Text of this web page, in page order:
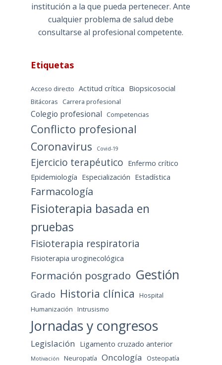
institución a la que pueda pertenecer. Ante
cualquier problema de salud debe
consultarse al profesional competente.
Etiquetas
Acceso directo Actitud crítica Biopsicosocial
Bitácoras Carrera profesional
Colegio profesional Competencias
Conflicto profesional
Coronavirus
Covid-19
Ejercicio terapéutico Enfermo crítico
Epidemiología Especialización Estadística
Farmacología
Fisioterapia basada en
pruebas
Fisioterapia respiratoria
Fisioterapia uroginecológica
Formación posgrado Gestión
Grado Historia clínica
Hospital
Humanización Intrusismo
Jornadas y congresos
Legislación Ligamento cruzado anterior
Motivación Neuropatía Oncología Osteopatía